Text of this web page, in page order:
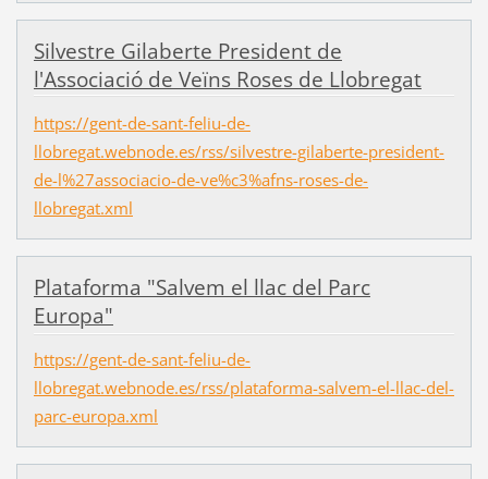
Silvestre Gilaberte President de
l'Associació de Veïns Roses de Llobregat
https://gent-de-sant-feliu-de-
llobregat.webnode.es/rss/silvestre-gilaberte-president-
de-l%27associacio-de-ve%c3%afns-roses-de-
llobregat.xml
Plataforma "Salvem el llac del Parc
Europa"
https://gent-de-sant-feliu-de-
llobregat.webnode.es/rss/plataforma-salvem-el-llac-del-
parc-europa.xml